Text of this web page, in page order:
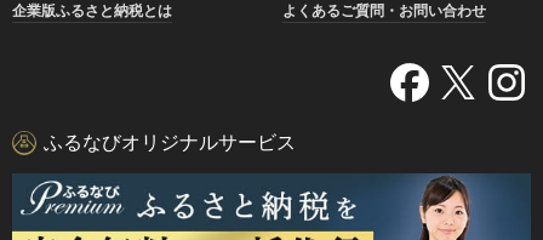
企業版ふるさと納税とは
よくあるご質問・お問い合わせ
ふるなびオリジナルサービス